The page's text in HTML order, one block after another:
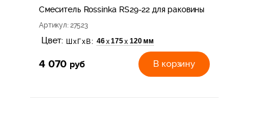
Смеситель Rossinka RS29-22 для раковины
Артикул: 27523
Цвет: ШхГхВ: 46х 175х 120 мм
4 070 руб В корзину